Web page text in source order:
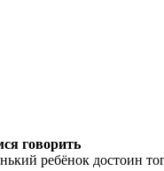
говорить
ребёнок достоин